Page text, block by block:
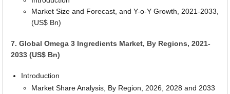
Market Size and Forecast, and Y-o-Y Growth, 2021-2033,
(US$ Bn)
7. Global Omega 3 Ingredients Market, By Regions, 2021-
2033 (US$ Bn)
Introduction
Market Share Analysis, By Region, 2026, 2028 and 2033